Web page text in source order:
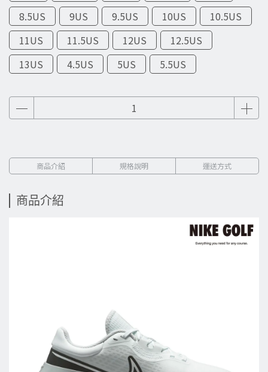
8.5US
9US 9.5US 10US
10.5US
11US
11.5US 12US
12.5US
13US
4.5US 5US 5.5US
商品介紹 規格說明 運送方式
商品介紹